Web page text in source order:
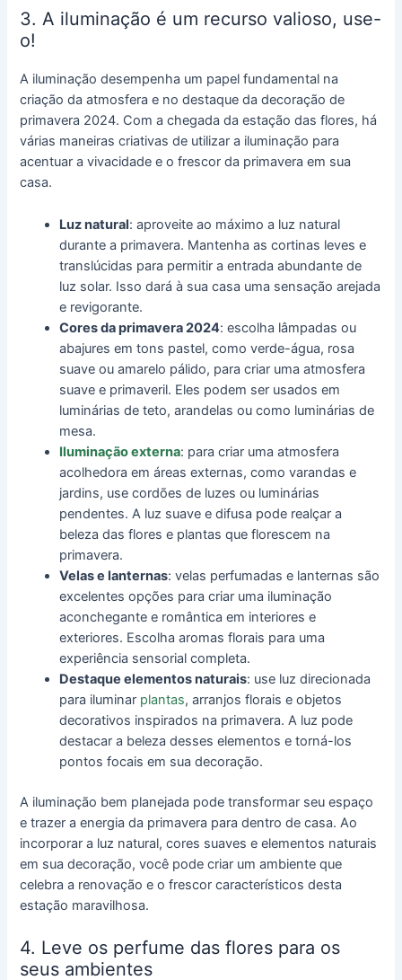
3. A iluminação é um recurso valioso, use-
o!
A iluminação desempenha um papel fundamental na
criação da atmosfera e no destaque da decoração de
primavera 2024. Com a chegada da estação das flores, há
várias maneiras criativas de utilizar a iluminação para
acentuar a vivacidade e o frescor da primavera em sua
casa.
Luz natural: aproveite ao máximo a luz natural
durante a primavera. Mantenha as cortinas leves e
translúcidas para permitir a entrada abundante de
luz solar. Isso dará à sua casa uma sensação arejada
e revigorante.
Cores da primavera 2024: escolha lâmpadas ou
abajures em tons pastel, como verde-água, rosa
suave ou amarelo pálido, para criar uma atmosfera
suave e primaveril. Eles podem ser usados em
luminárias de teto, arandelas ou como luminárias de
mesa.
Iluminação externa: para criar uma atmosfera
acolhedora em áreas externas, como varandas e
jardins, use cordões de luzes ou luminárias
pendentes. A luz suave e difusa pode realçar a
beleza das flores e plantas que florescem na
primavera.
Velas e lanternas: velas perfumadas e lanternas são
excelentes opções para criar uma iluminação
aconchegante e romântica em interiores e
exteriores. Escolha aromas florais para uma
experiência sensorial completa.
Destaque elementos naturais: use luz direcionada
para iluminar plantas, arranjos florais e objetos
decorativos inspirados na primavera. A luz pode
destacar a beleza desses elementos e torná-los
pontos focais em sua decoração.
A iluminação bem planejada pode transformar seu espaço
e trazer a energia da primavera para dentro de casa. Ao
incorporar a luz natural, cores suaves e elementos naturais
em sua decoração, você pode criar um ambiente que
celebra a renovação e o frescor característicos desta
estação maravilhosa.
4. Leve os perfume das flores para os
seus ambientes